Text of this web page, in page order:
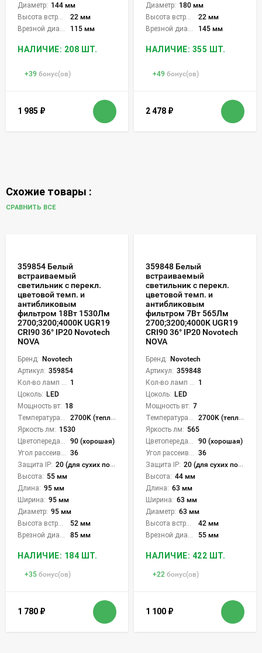
Диаметр: 144 мм
22 мм
115 мм
НАЛИЧИЕ: 208 ШТ.
+39 бонус(ов)
1 985 ₽
Диаметр: 180 мм
22 мм
145 мм
НАЛИЧИЕ: 355 ШТ.
+49 бонус(ов)
2 478 ₽
Схожие товары :
СРАВНИТЬ ВСЕ
359854 Белый
встраиваемый
светильник с перекл.
цветовой темп. и
антибликовым
фильтром 18Вт 1530Лм
2700;3200;4000К UGR19
CRI90 36° IP20 Novotech
NOVA
Бренд: Novotech
Артикул: 359854
1
Цоколь: LED
Мощность вт: 18
2700K (теплый), 3200K (теплый), 4000K (нейтральный), CCT механическое переключение
Яркость лм: 1530
90 (хорошая)
36
Защита IP: 20 (для сухих пом.)
Высота: 55 мм
Длина: 95 мм
Ширина: 95 мм
Диаметр: 95 мм
52 мм
85 мм
НАЛИЧИЕ: 184 ШТ.
+35 бонус(ов)
1 780 ₽
359848 Белый
встраиваемый
светильник с перекл.
цветовой темп. и
антибликовым
фильтром 7Вт 565Лм
2700;3200;4000К UGR19
CRI90 36° IP20 Novotech
NOVA
Бренд: Novotech
Артикул: 359848
1
Цоколь: LED
Мощность вт: 7
2700K (теплый), 3200K (теплый), 4000K (нейтральный), CCT механическое переключение
Яркость лм: 565
90 (хорошая)
36
Защита IP: 20 (для сухих пом.)
Высота: 44 мм
Длина: 63 мм
Ширина: 63 мм
Диаметр: 63 мм
42 мм
55 мм
НАЛИЧИЕ: 422 ШТ.
+22 бонус(ов)
1 100 ₽